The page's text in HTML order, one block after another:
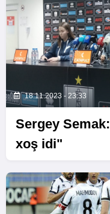
18.11.2023 - 23:33
Sergey
xoş idi"